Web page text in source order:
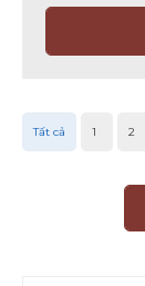
Tất cả 1 2